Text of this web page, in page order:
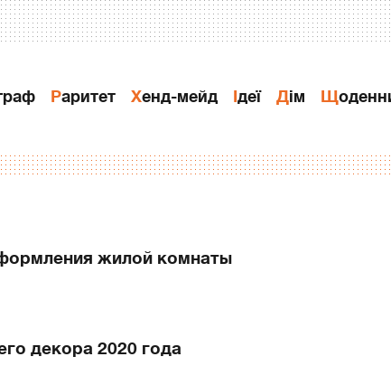
Раритет Хенд-мейд Ідеї Дiм
жилой комнаты
декора 2020 года